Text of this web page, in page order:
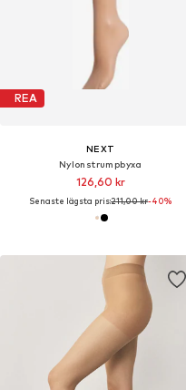
REA
NEXT
Nylonstrumpbyxa
126,60 kr
Senaste lägsta pris:211,00 kr-40%